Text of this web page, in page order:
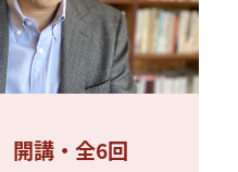
開講・全6回